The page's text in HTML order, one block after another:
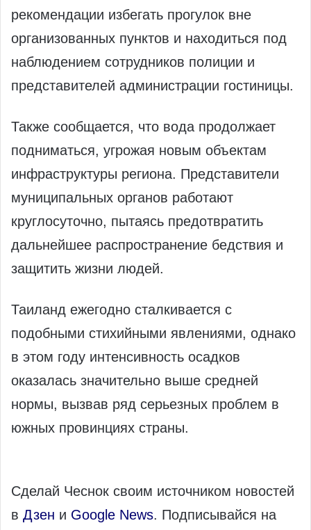
рекомендации избегать прогулок вне
организованных пунктов и находиться под
наблюдением сотрудников полиции и
представителей администрации гостиницы.
Также сообщается, что вода продолжает
подниматься, угрожая новым объектам
инфраструктуры региона. Представители
муниципальных органов работают
круглосуточно, пытаясь предотвратить
дальнейшее распространение бедствия и
защитить жизни людей.
Таиланд ежегодно сталкивается с
подобными стихийными явлениями, однако
в этом году интенсивность осадков
оказалась значительно выше средней
нормы, вызвав ряд серьезных проблем в
южных провинциях страны.
Сделай Чеснок своим источником новостей
в Дзен и Google News. Подписывайся на